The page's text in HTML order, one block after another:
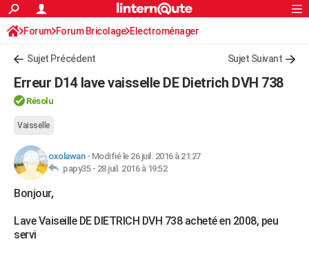
ACTUALITÉS
Politique
Société
Faits Divers
Education
Monde
Villes
+
Programme TV
TNTStreaming
Cinéma
Sorties cinéma
Musique
+FINANCE
Retraite
Impôts
Epargne
Immobilier
Risques naturels par ville
Banque
Assurance
Crédit
AUTO
Essais
Réserver un essai
Citadines
Berlines
SUV
Forum auto
+
HIGH-TECH
Mobiles
Meilleur smartphone
Internet
Ordinateurs
Jeux vidéo
Guide high-tech
Guides de France
Escapades
Patrimoine
Expositions
Musées
Week-end nature
+LIFESTYLE
S'inscrire
Connexion
Forum Forum Bricolage Electroménager
Sujet Précédent Sujet Suivant
Erreur D14 lave vaisselle DE Dietrich DVH 738
Résolu
Vaisselle
oxolawan- Modifié le 26 juil. 2016 à 21:27
papy35 - 28 juil. 2016 à 19:52
Bonjour,
Lave Vaiseille DE DIETRICH DVH 738 acheté en 2008, peu
servi